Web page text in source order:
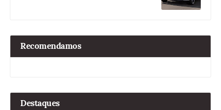
Recomendamos
Destaques